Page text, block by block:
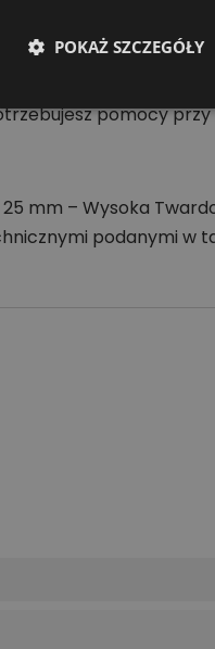
25 mm – Wysoka
pomocy
25 mm – Wysoka
podanymi w
POKAŻ SZCZEGÓŁY